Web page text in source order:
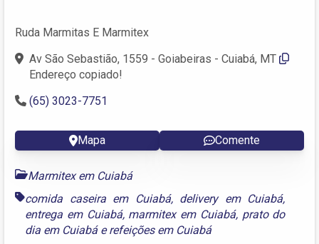
Ruda Marmitas E Marmitex
Av São Sebastião, 1559 - Goiabeiras - Cuiabá, MT
Endereço copiado!
(65) 3023-7751
Mapa Comente
Marmitex em Cuiabá
comida caseira em Cuiabá, delivery em Cuiabá,
entrega em Cuiabá, marmitex em Cuiabá, prato do
dia em Cuiabáerefeições em Cuiabá